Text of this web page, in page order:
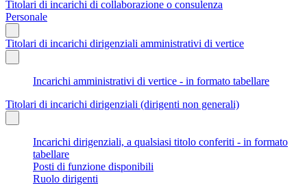
Titolari di incarichi di collaborazione o consulenza
Personale
Titolari di incarichi dirigenziali amministrativi di vertice
Incarichi amministrativi di vertice - in formato tabellare
Titolari di incarichi dirigenziali (dirigenti non generali)
Incarichi dirigenziali, a qualsiasi titolo conferiti - in formato
tabellare
Posti di funzione disponibili
Ruolo dirigenti